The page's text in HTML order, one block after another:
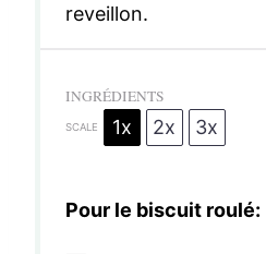
reveillon.
INGRÉDIENTS
SCALE 1x 2x 3x
Pour le biscuit roulé: